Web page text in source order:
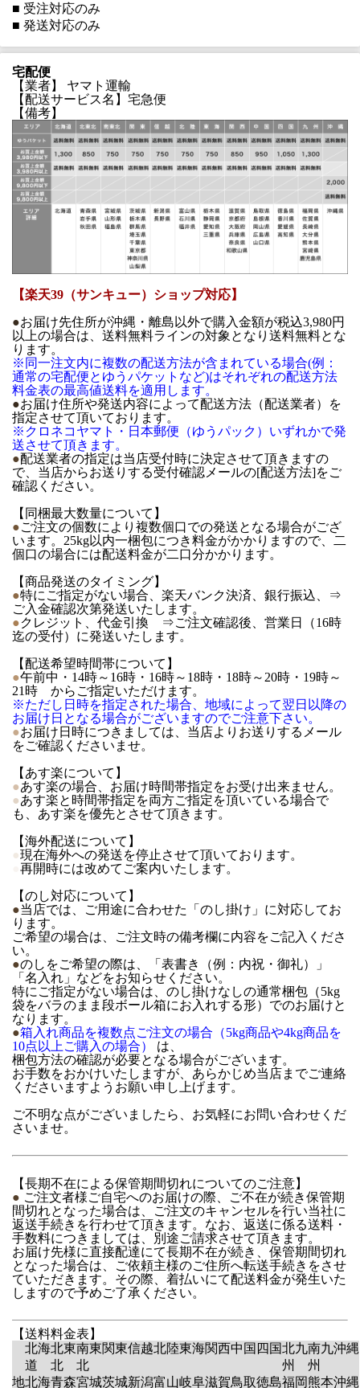
■ 受注対応のみ
■ 発送対応のみ
宅配便
【業者】 ヤマト運輸
【配送サービス名】宅急便
【備考】
【楽天39（サンキュー）ショップ対応】
●お届け先住所が沖縄・離島以外で購入金額が税込3,980円
以上の場合は、送料無料ラインの対象となり送料無料とな
ります。
※同一注文内に複数の配送方法が含まれている場合(例：
通常の宅配便とゆうパケットなど)はそれぞれの配送方法
料金表の最高値送料を適用します。
●お届け住所や発送内容によって配送方法（配送業者）を
指定させて頂いております。
※クロネコヤマト・日本郵便（ゆうパック）いずれかで発
送させて頂きます。
●配送業者の指定は当店受付時に決定させて頂きますの
で、当店からお送りする受付確認メールの[配送方法]をご
確認ください。
【同梱最大数量について】
●ご注文の個数により複数個口での発送となる場合がござ
います。25kg以内一梱包につき料金がかかりますので、二
個口の場合には配送料金が二口分かかります。
【商品発送のタイミング】
●特にご指定がない場合、楽天バンク決済、銀行振込、⇒
ご入金確認次第発送いたします。
●クレジット、代金引換 ⇒ご注文確認後、営業日（16時
迄の受付）に発送いたします。
【配送希望時間帯について】
●午前中・14時～16時・16時～18時・18時～20時・19時～
21時 からご指定いただけます。
※ただし日時を指定された場合、地域によって翌日以降の
お届け日となる場合がございますのでご注意下さい。
●お届け日時につきましては、当店よりお送りするメール
をご確認くださいませ。
【あす楽について】
●あす楽の場合、お届け時間帯指定をお受け出来ません。
●あす楽と時間帯指定を両方ご指定を頂いている場合で
も、あす楽を優先とさせて頂きます。
【海外配送について】
●現在海外への発送を停止させて頂いております。
再開時には改めてご案内いたします。
【のし対応について】
●当店では、ご用途に合わせた「のし掛け」に対応してお
ります。
ご希望の場合は、ご注文時の備考欄に内容をご記入くださ
い。
●のしをご希望の際は、「表書き（例：内祝・御礼）」
「名入れ」などをお知らせください。
特にご指定がない場合は、のし掛けなしの通常梱包（5kg
袋をバラのまま段ボール箱にお入れする形）でのお届けと
なります。
●箱入れ商品を複数点ご注文の場合（5kg商品や4kg商品を
10点以上ご購入の場合）
は、
梱包方法の確認が必要となる場合がございます。
お手数をおかけいたしますが、あらかじめ当店までご連絡
くださいますようお願い申し上げます。
ご不明な点がございましたら、お気軽にお問い合わせくだ
さいませ。
【長期不在による保管期間切れについてのご注意】
● ご注文者様ご自宅へのお届けの際、ご不在が続き保管期
間切れとなった場合は、ご注文のキャンセルを行い当社に
返送手続きを行わせて頂きます。なお、返送に係る送料・
手数料につきましては、別途ご請求させて頂きます。
お届け先様に直接配達にて長期不在が続き、保管期間切れ
となった場合は、ご依頼主様のご住所へ転送手続きをさせ
ていただきます。その際、着払いにて配送料金が発生いた
しますので予めご了承ください。
【送料料金表】
北海
道
北東
北
南東
北
関東信越北陸東海関西中国 四国北九
州
南九
州
沖縄
地北海青森宮城茨城新潟富山岐阜滋賀鳥取徳島福岡熊本沖縄